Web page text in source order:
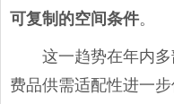
可复制的空间条件。
这一趋势在年内
费品供需适配性进一